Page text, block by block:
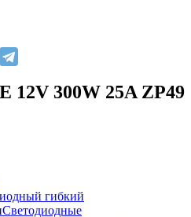
12V 300W 25A ZP49
гибкий
Светодиодные